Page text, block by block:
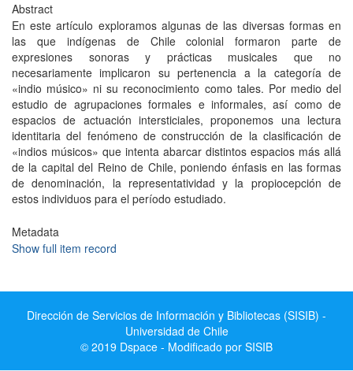
Abstract
En este artículo exploramos algunas de las diversas formas en
las que indígenas de Chile colonial formaron parte de
expresiones sonoras y prácticas musicales que no
necesariamente implicaron su pertenencia a la categoría de
«indio músico» ni su reconocimiento como tales. Por medio del
estudio de agrupaciones formales e informales, así como de
espacios de actuación intersticiales, proponemos una lectura
identitaria del fenómeno de construcción de la clasificación de
«indios músicos» que intenta abarcar distintos espacios más allá
de la capital del Reino de Chile, poniendo énfasis en las formas
de denominación, la representatividad y la propiocepción de
estos individuos para el período estudiado.
Metadata
Show full item record
Dirección de Servicios de Información y Bibliotecas (SISIB) -
Universidad de Chile
© 2019 Dspace - Modificado por SISIB